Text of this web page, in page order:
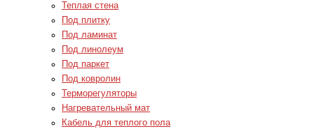
Теплая стена
Под плитку
Под ламинат
Под линолеум
Под паркет
Под ковролин
Терморегуляторы
Нагревательный мат
Кабель для теплого пола